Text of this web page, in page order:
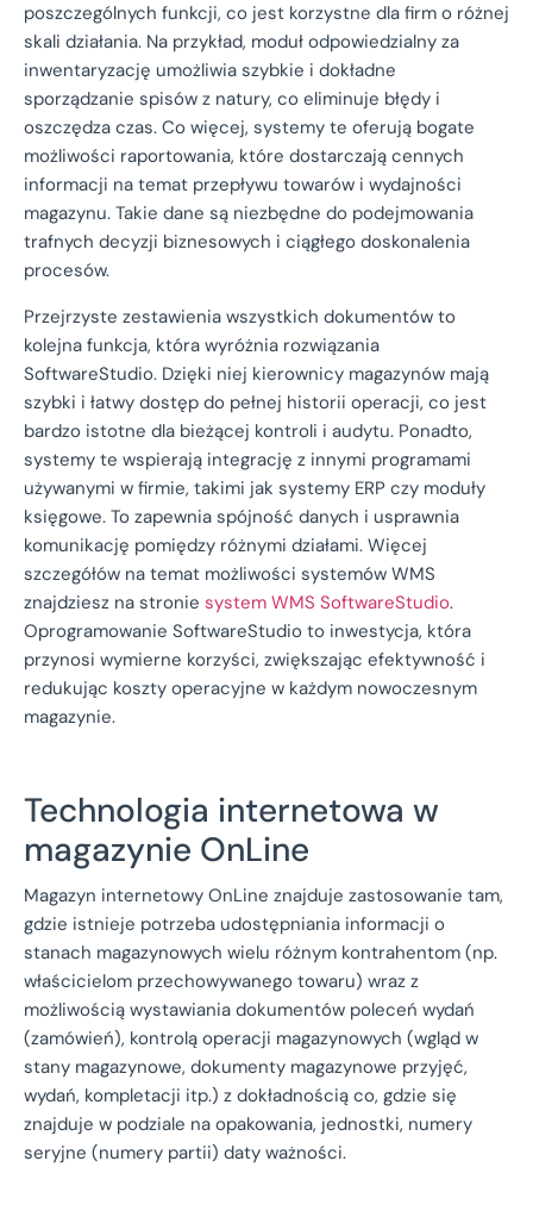
poszczególnych funkcji, co jest korzystne dla firm o różnej
skali działania. Na przykład, moduł odpowiedzialny za
inwentaryzację umożliwia szybkie i dokładne
sporządzanie spisów z natury, co eliminuje błędy i
oszczędza czas. Co więcej, systemy te oferują bogate
możliwości raportowania, które dostarczają cennych
informacji na temat przepływu towarów i wydajności
magazynu. Takie dane są niezbędne do podejmowania
trafnych decyzji biznesowych i ciągłego doskonalenia
procesów.
Przejrzyste zestawienia wszystkich dokumentów to
kolejna funkcja, która wyróżnia rozwiązania
SoftwareStudio. Dzięki niej kierownicy magazynów mają
szybki i łatwy dostęp do pełnej historii operacji, co jest
bardzo istotne dla bieżącej kontroli i audytu. Ponadto,
systemy te wspierają integrację z innymi programami
używanymi w firmie, takimi jak systemy ERP czy moduły
księgowe. To zapewnia spójność danych i usprawnia
komunikację pomiędzy różnymi działami. Więcej
szczegółów na temat możliwości systemów WMS
znajdziesz na stronie system WMS SoftwareStudio.
Oprogramowanie SoftwareStudio to inwestycja, która
przynosi wymierne korzyści, zwiększając efektywność i
redukując koszty operacyjne w każdym nowoczesnym
magazynie.
Technologia internetowa w
magazynie OnLine
Magazyn internetowy OnLine znajduje zastosowanie tam,
gdzie istnieje potrzeba udostępniania informacji o
stanach magazynowych wielu różnym kontrahentom (np.
właścicielom przechowywanego towaru) wraz z
możliwością wystawiania dokumentów poleceń wydań
(zamówień), kontrolą operacji magazynowych (wgląd w
stany magazynowe, dokumenty magazynowe przyjęć,
wydań, kompletacji itp.) z dokładnością co, gdzie się
znajduje w podziale na opakowania, jednostki, numery
seryjne (numery partii) daty ważności.